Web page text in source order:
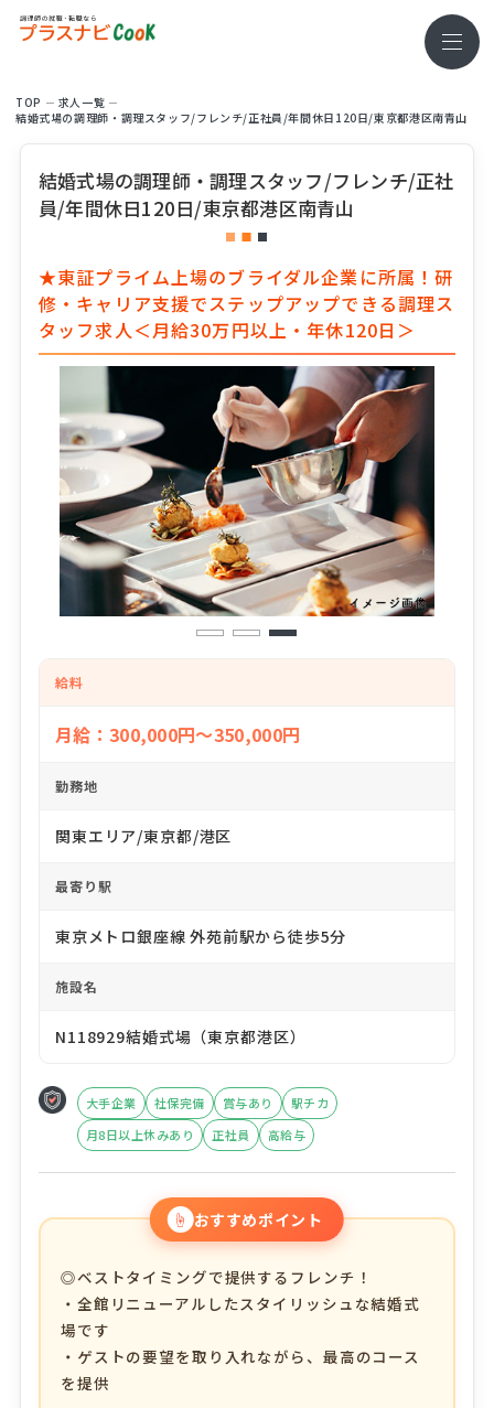
TOP
求⼈⼀覧
結婚式場の調理師・調理スタッフ/フレンチ/正社員/年間休日120日/東京都港区南青山
結婚式場の調理師・調理スタッフ/フレンチ/正社
員/年間休日120日/東京都港区南青山
★東証プライム上場のブライダル企業に所属！研
修・キャリア支援でステップアップできる調理ス
タッフ求人＜月給30万円以上・年休120日＞
1 2 3
給料
月給：300,000円～350,000円
勤務地
関東エリア/東京都/港区
最寄り駅
東京メトロ銀座線 外苑前駅から徒歩5分
施設名
N118929結婚式場（東京都港区）
大手企業 社保完備 賞与あり
駅チカ
月8日以上休みあり
正社員 高給与
☝ おすすめポイント
◎ベストタイミングで提供するフレンチ！
・全館リニューアルしたスタイリッシュな結婚式
場です
・ゲストの要望を取り入れながら、最高のコース
を提供